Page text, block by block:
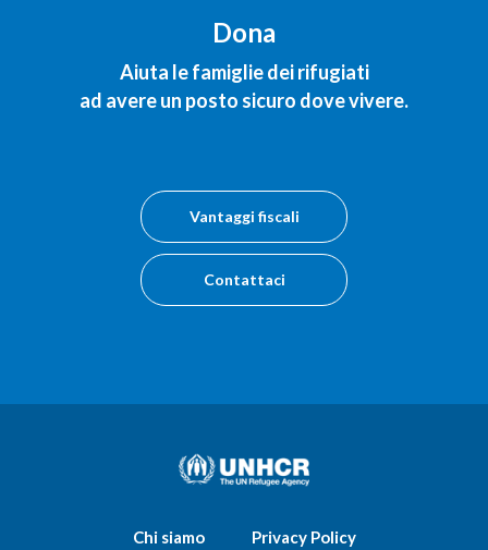
Dona
Aiuta le famiglie dei rifugiati
ad avere un posto sicuro dove vivere.
Vantaggi fiscali
Contattaci
Chi siamo
Privacy Policy